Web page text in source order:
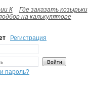
К
Где заказать козырьки
на калькуляторе
Регистрация
пароль?